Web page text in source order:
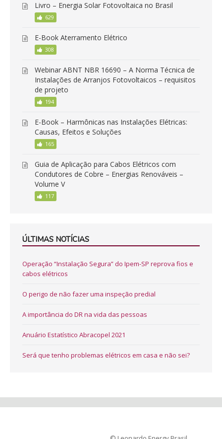
Livro – Energia Solar Fotovoltaica no Brasil
629
E-Book Aterramento Elétrico
308
Webinar ABNT NBR 16690 – A Norma Técnica de
Instalações de Arranjos Fotovoltaicos – requisitos
de projeto
194
E-Book – Harmônicas nas Instalações Elétricas:
Causas, Efeitos e Soluções
165
Guia de Aplicação para Cabos Elétricos com
Condutores de Cobre – Energias Renováveis –
Volume V
117
ÚLTIMAS NOTÍCIAS
Operação “Instalação Segura” do Ipem-SP reprova fios e
cabos elétricos
O perigo de não fazer uma inspeção predial
A importância do DR na vida das pessoas
Anuário Estatístico Abracopel 2021
Será que tenho problemas elétricos em casa e não sei?